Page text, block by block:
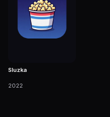
Sluzka
2022